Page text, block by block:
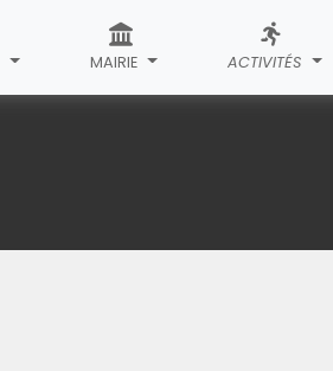
MAIRIE ACTIVITÉS